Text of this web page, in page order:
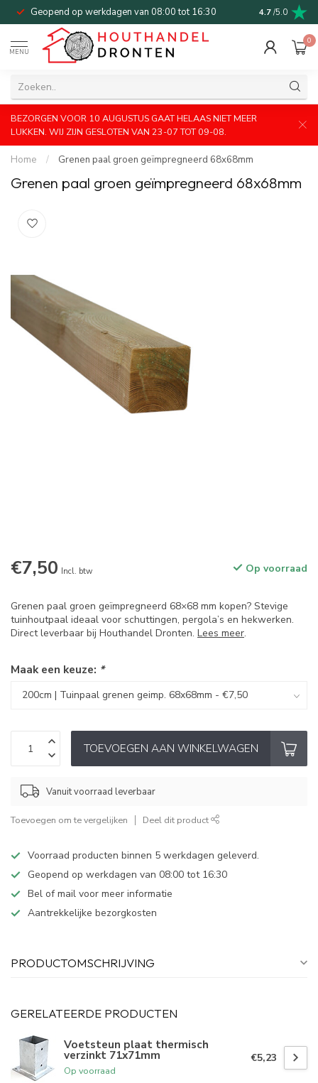
Geopend op werkdagen van 08:00 tot 16:30 Bel of mail
4.7 /5.0
MENU
0
BEZORGEN VOOR 10 AUGUSTUS GAAT HELAAS NIET MEER
LUKKEN. WIJ ZIJN GESLOTEN VAN 23-07 TOT 09-08.
Home / Grenen paal groen geïmpregneerd 68x68mm
Grenen paal groen geïmpregneerd 68x68mm
€7,50 Incl. btw Op voorraad
Grenen paal groen geïmpregneerd 68×68 mm kopen? Stevige
tuinhoutpaal ideaal voor schuttingen, pergola’s en hekwerken.
Direct leverbaar bij Houthandel Dronten. Lees meer.
Maak een keuze: *
TOEVOEGEN AAN WINKELWAGEN
Vanuit voorraad leverbaar
Toevoegen om te vergelijken Deel dit product
Voorraad producten binnen 5 werkdagen geleverd.
Geopend op werkdagen van 08:00 tot 16:30
Bel of mail voor meer informatie
Aantrekkelijke bezorgkosten
PRODUCTOMSCHRIJVING
GERELATEERDE PRODUCTEN
Voetsteun plaat thermisch
verzinkt 71x71mm
Op voorraad
€5,23